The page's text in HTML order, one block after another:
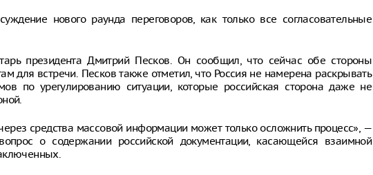
нового раунда переговоров, как только все согласовательные
президента Дмитрий Песков. Он сообщил, что сейчас обе стороны
для встречи. Песков также отметил, что Россия не намерена раскрывать
по урегулированию ситуации, которые российская сторона даже не
средства массовой информации может только осложнить процесс», —
о содержании российской документации, касающейся взаимной